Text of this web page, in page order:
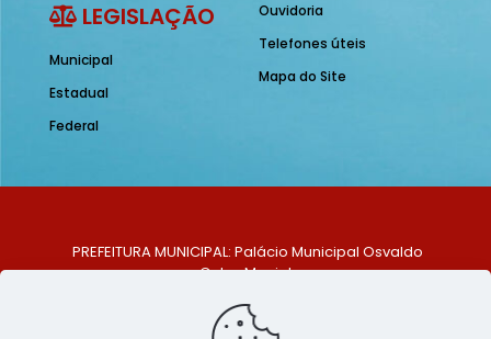
LEGISLAÇÃO
Municipal
Estadual
Federal
Ouvidoria
Telefones úteis
Mapa do Site
PREFEITURA MUNICIPAL: Palácio Municipal Osvaldo
Celso Maciel
Centro, São Bento do Una - PE. CEP: 553370-128